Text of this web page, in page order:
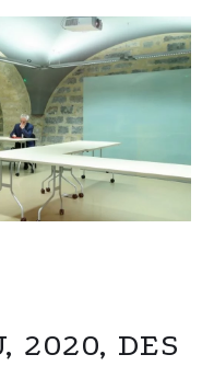
2020, DES